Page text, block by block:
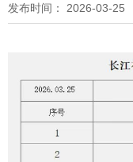
发布时间： 2026-03-25